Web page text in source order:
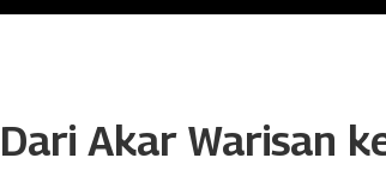
Dari Akar Warisan